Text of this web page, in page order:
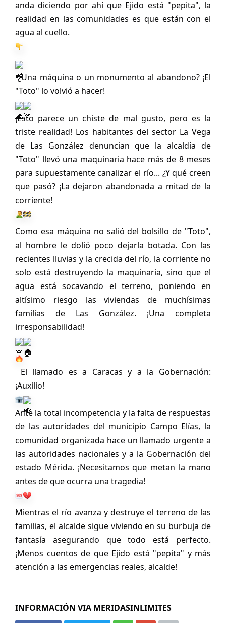
anda diciendo por ahí que Ejido está "pepita", la
realidad en las comunidades es que están con el
agua al cuello.
¿Una máquina o un monumento al abandono? ¡El
"Toto" lo volvió a hacer!
¡Esto parece un chiste de mal gusto, pero es la
triste realidad! Los habitantes del sector La Vega
de Las González denuncian que la alcaldía de
"Toto" llevó una maquinaria hace más de 8 meses
para supuestamente canalizar el río... ¿Y qué creen
que pasó? ¡La dejaron abandonada a mitad de la
corriente!
Como esa máquina no salió del bolsillo de "Toto",
al hombre le dolió poco dejarla botada. Con las
recientes lluvias y la crecida del río, la corriente no
solo está destruyendo la maquinaria, sino que el
agua está socavando el terreno, poniendo en
altísimo riesgo las viviendas de muchísimas
familias de Las González. ¡Una completa
irresponsabilidad!
¡Auxilio!
Ante la total incompetencia y la falta de respuestas
de las autoridades del municipio Campo Elías, la
comunidad organizada hace un llamado urgente a
las autoridades nacionales y a la Gobernación del
estado Mérida. ¡Necesitamos que metan la mano
antes de que ocurra una tragedia!
Mientras el río avanza y destruye el terreno de las
familias, el alcalde sigue viviendo en su burbuja de
fantasía asegurando que todo está perfecto.
¡Menos cuentos de que Ejido está "pepita" y más
atención a las emergencias reales, alcalde!
INFORMACIÓN VIA MERIDASINLIMITES